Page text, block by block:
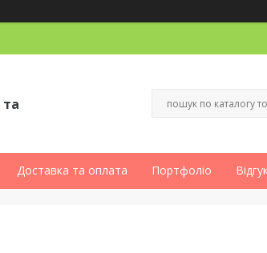
Доставка та оплата Портфоліо